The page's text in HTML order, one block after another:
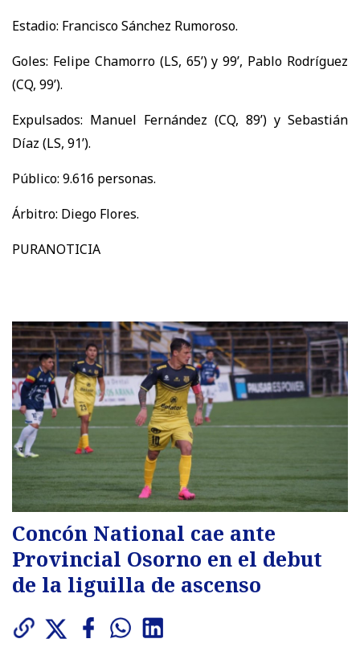
Estadio: Francisco Sánchez Rumoroso.
Goles: Felipe Chamorro (LS, 65’) y 99’, Pablo Rodríguez
(CQ, 99’).
Expulsados: Manuel Fernández (CQ, 89’) y Sebastián
Díaz (LS, 91’).
Público: 9.616 personas.
Árbitro: Diego Flores.
PURANOTICIA
Concón National cae ante
Provincial Osorno en el debut
de la liguilla de ascenso